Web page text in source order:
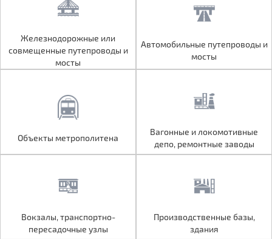
Железнодорожные или
совмещенные путепроводы и
мосты
Автомобильные путепроводы и
мосты
Вагонные и локомотивные
Вокзалы, транспортно-
пересадочные узлы
Производственные базы,
Железнодорожные или
совмещенные путепроводы и
мосты
Автомобильные путепроводы и
мосты
Объекты метрополитена
Вагонные и локомотивные
депо, ремонтные заводы
Вокзалы, транспортно-
пересадочные узлы
Производственные базы,
здания